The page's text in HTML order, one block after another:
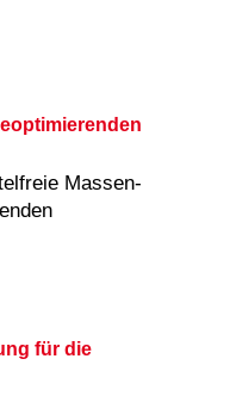
Massen-
für die